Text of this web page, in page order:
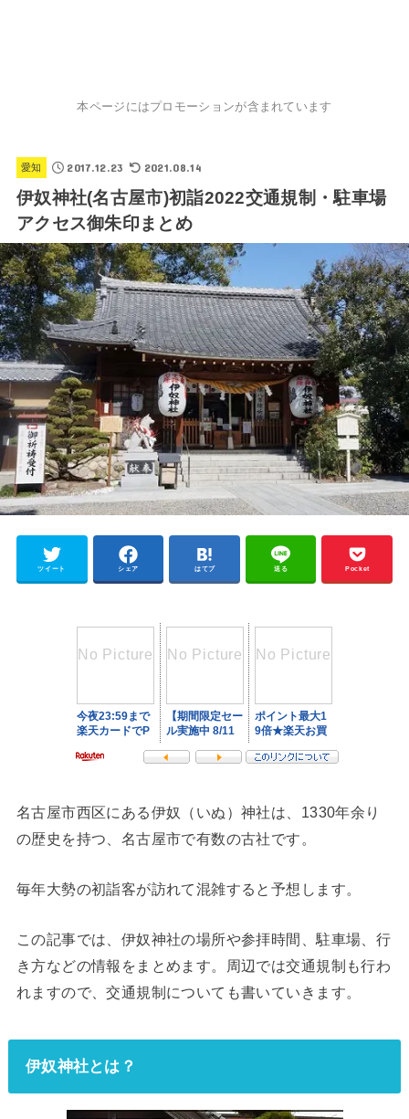
本ページにはプロモーションが含まれています
愛知 2017.12.23 2021.08.14
伊奴神社(名古屋市)初詣2022交通規制・駐車場
アクセス御朱印まとめ
ツイート シェア はてブ 送る Pocket
名古屋市西区にある伊奴（いぬ）神社は、1330年余り
の歴史を持つ、名古屋市で有数の古社です。
毎年大勢の初詣客が訪れて混雑すると予想します。
この記事では、伊奴神社の場所や参拝時間、駐車場、行
き方などの情報をまとめます。周辺では交通規制も行わ
れますので、交通規制についても書いていきます。
伊奴神社とは？